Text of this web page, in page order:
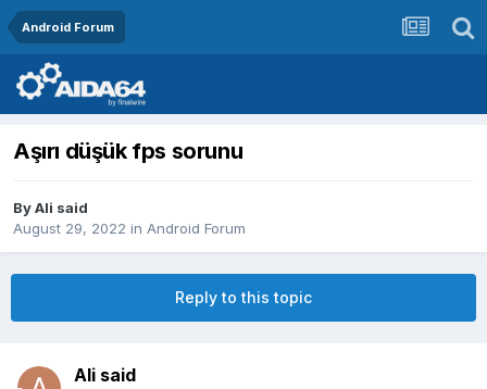
Android Forum
Aşırı düşük fps sorunu
ByAli said
August 29, 2022 in Android Forum
Reply to this topic
Ali said